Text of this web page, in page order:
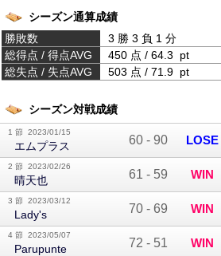
シーズン通算成績
勝敗数
3 勝 3 負 1 分
総得点 / 得点AVG
450 点 / 64.3 pt
総失点 / 失点AVG
503 点 / 71.9 pt
シーズン対戦成績
1 節 2023/01/15
エムプラス 60 - 90 LOSE
2 節 2023/02/26
晴天也 61 - 59 WIN
3 節 2023/03/12
Lady's 70 - 69 WIN
4 節 2023/05/07
Parupunte 72 - 51 WIN